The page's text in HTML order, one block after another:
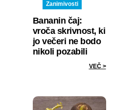
Zanimivosti
Bananin čaj:
vroča skrivnost, ki
jo večeri ne bodo
nikoli pozabili
VEČ >